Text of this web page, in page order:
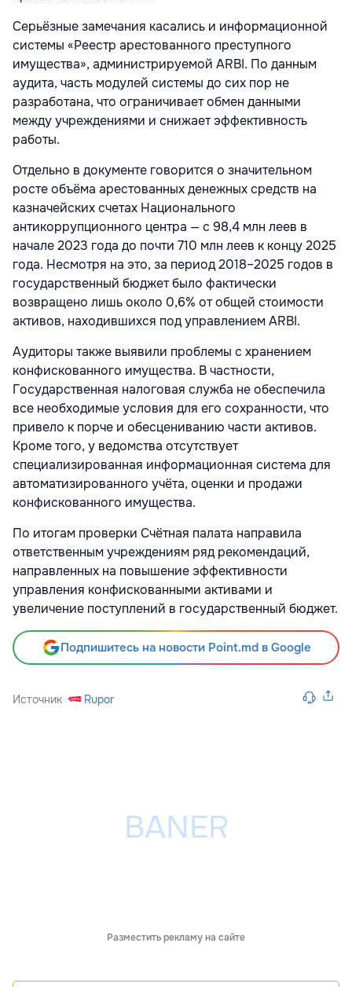
Серьёзные замечания касались и информационной
системы «Реестр арестованного преступного
имущества», администрируемой ARBI. По данным
аудита, часть модулей системы до сих пор не
разработана, что ограничивает обмен данными
между учреждениями и снижает эффективность
работы.
Отдельно в документе говорится о значительном
росте объёма арестованных денежных средств на
казначейских счетах Национального
антикоррупционного центра — с 98,4 млн леев в
начале 2023 года до почти 710 млн леев к концу 2025
года. Несмотря на это, за период 2018–2025 годов в
государственный бюджет было фактически
возвращено лишь около 0,6% от общей стоимости
активов, находившихся под управлением ARBI.
Аудиторы также выявили проблемы с хранением
конфискованного имущества. В частности,
Государственная налоговая служба не обеспечила
все необходимые условия для его сохранности, что
привело к порче и обесцениванию части активов.
Кроме того, у ведомства отсутствует
специализированная информационная система для
автоматизированного учёта, оценки и продажи
конфискованного имущества.
По итогам проверки Счётная палата направила
ответственным учреждениям ряд рекомендаций,
направленных на повышение эффективности
управления конфискованными активами и
увеличение поступлений в государственный бюджет.
Подпишитесь на новости Point.md в Google
Источник Rupor
Разместить рекламу на сайте